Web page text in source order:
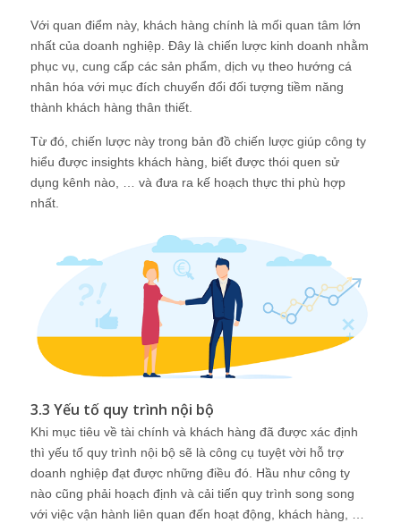
Với quan điểm này, khách hàng chính là mối quan tâm lớn
nhất của doanh nghiệp. Đây là chiến lược kinh doanh nhằm
phục vụ, cung cấp các sản phẩm, dịch vụ theo hướng cá
nhân hóa với mục đích chuyển đổi đối tượng tiềm năng
thành khách hàng thân thiết.
Từ đó, chiến lược này trong bản đồ chiến lược giúp công ty
hiểu được insights khách hàng, biết được thói quen sử
dụng kênh nào, … và đưa ra kế hoạch thực thi phù hợp
nhất.
3.3 Yếu tố quy trình nội bộ
Khi mục tiêu về tài chính và khách hàng đã được xác định
thì yếu tố quy trình nội bộ sẽ là công cụ tuyệt vời hỗ trợ
doanh nghiệp đạt được những điều đó. Hầu như công ty
nào cũng phải hoạch định và cải tiến quy trình song song
với việc vận hành liên quan đến hoạt động, khách hàng, …